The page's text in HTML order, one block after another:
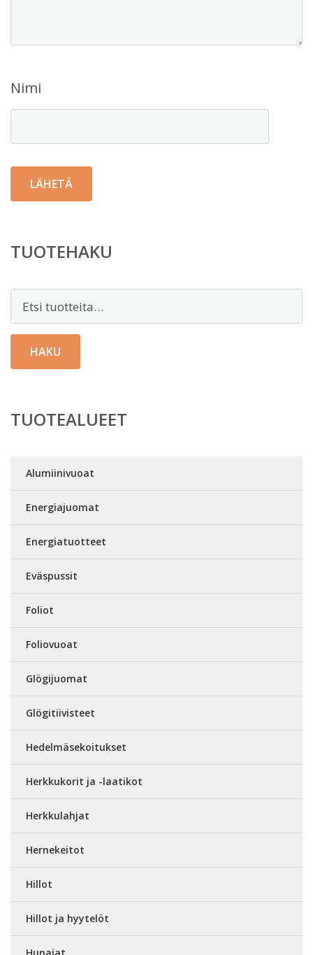
Nimi
TUOTEHAKU
HAKU
TUOTEALUEET
Alumiinivuoat
Energiajuomat
Energiatuotteet
Eväspussit
Foliot
Foliovuoat
Glögijuomat
Glögitiivisteet
Hedelmäsekoitukset
Herkkukorit ja -laatikot
Herkkulahjat
Hernekeitot
Hillot
Hillot ja hyytelöt